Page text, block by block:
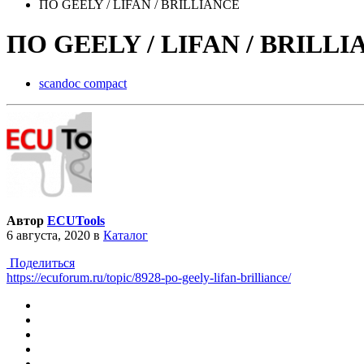
ПО GEELY / LIFAN / BRILLIANCE
ПО GEELY / LIFAN /
scandoc compact
Автор ECUTools
6 августа, 2020 в Каталог
Поделиться
https://ecuforum.ru/topic/8928-po-geely-lifan-brilliance/